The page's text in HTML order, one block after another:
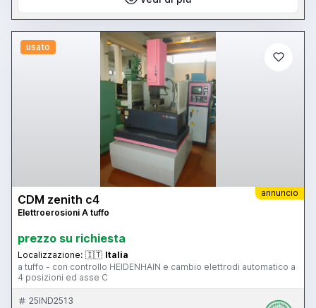
usato
annuncio
CDM zenith c4
Elettroerosioni A tuffo
prezzo su richiesta
Localizzazione: 🇮🇹 Italia
a tuffo - con controllo HEIDENHAIN e cambio elettrodi automatico a
4 posizioni ed asse C
25IND2513